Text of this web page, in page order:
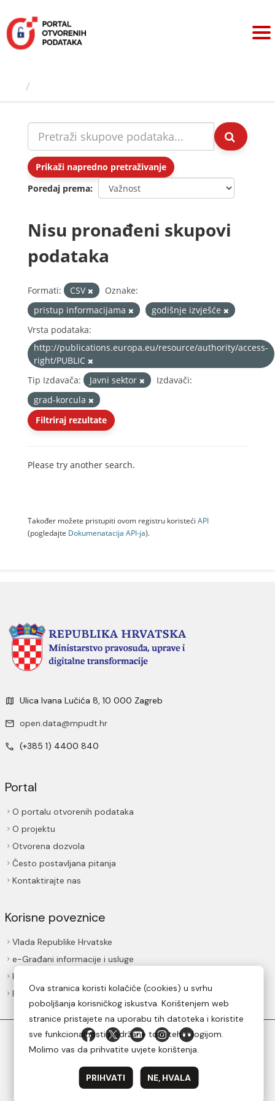
sadržaj
Prikaži napredno pretraživanje
Poredaj prema
Nisu pronađeni skupovi
podataka
Formati: CSV
Oznake:
pristup informacijama
godišnje izvješće
Vrsta podataka:
http://publications.europa.eu/resource/authority/access-
right/PUBLIC
Tip Izdavača:
Javni sektor
Izdavači:
grad-korcula
Filtriraj rezultate
Please try another search.
Također možete pristupiti ovom registru koristeći API
(pogledajte Dokumenаtаcijа API-jа).